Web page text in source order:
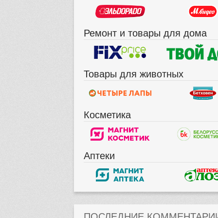
Ремонт и товары для дома
Товары для животных
Косметика
Аптеки